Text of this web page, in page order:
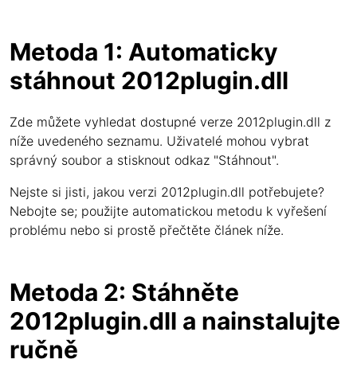
Metoda 1: Automaticky
stáhnout 2012plugin.dll
Zde můžete vyhledat dostupné verze 2012plugin.dll z
níže uvedeného seznamu. Uživatelé mohou vybrat
správný soubor a stisknout odkaz "Stáhnout".
Nejste si jisti, jakou verzi 2012plugin.dll potřebujete?
Nebojte se; použijte automatickou metodu k vyřešení
problému nebo si prostě přečtěte článek níže.
Metoda 2: Stáhněte
2012plugin.dll a nainstalujte
ručně